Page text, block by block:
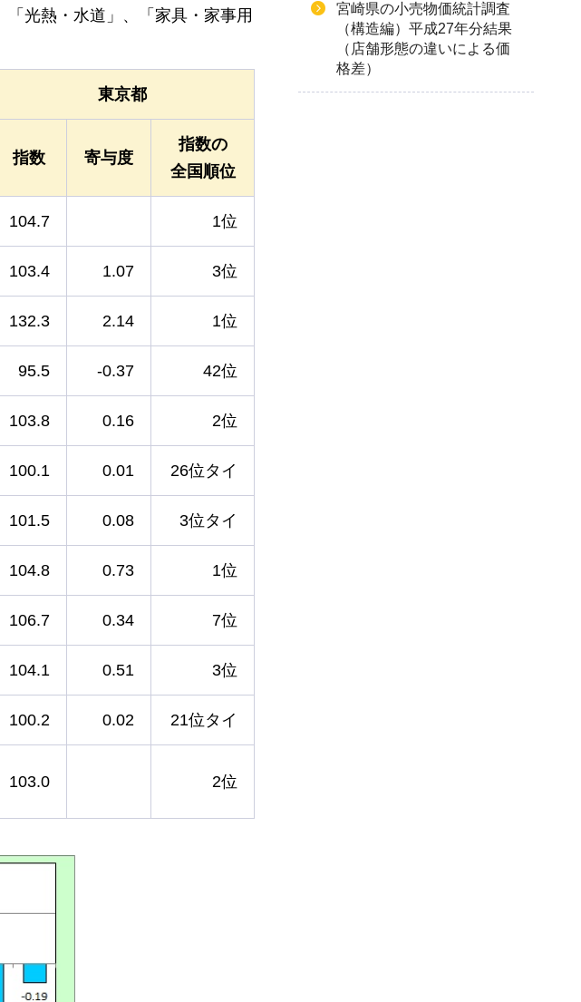
「光熱・水道」、「家具・家事用
東京都
指数 寄与度
指数の
全国順位
104.7 1位
103.4 1.07 3位
132.3 2.14 1位
95.5 -0.37 42位
103.8 0.16 2位
100.1 0.01 26位タイ
101.5 0.08 3位タイ
104.8 0.73 1位
106.7 0.34 7位
104.1 0.51 3位
100.2 0.02 21位タイ
103.0 2位
宮崎県の小売物価統計調査
（構造編）平成27年分結果
（店舗形態の違いによる価
格差）